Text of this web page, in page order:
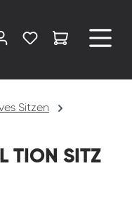
Sitzen
TION SITZ